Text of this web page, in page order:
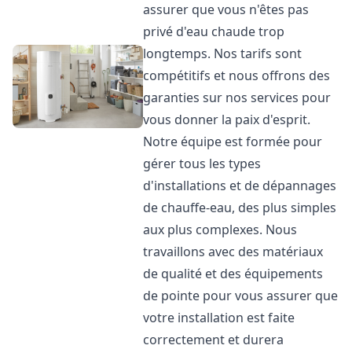
assurer que vous n'êtes pas
privé d'eau chaude trop
longtemps. Nos tarifs sont
compétitifs et nous offrons des
garanties sur nos services pour
vous donner la paix d'esprit.
Notre équipe est formée pour
gérer tous les types
d'installations et de dépannages
de chauffe-eau, des plus simples
aux plus complexes. Nous
travaillons avec des matériaux
de qualité et des équipements
de pointe pour vous assurer que
votre installation est faite
correctement et durera